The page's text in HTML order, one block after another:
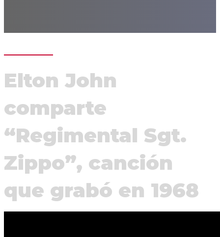
Elton John
comparte
“Regimental Sgt.
Zippo”, canción
que grabó en 1968